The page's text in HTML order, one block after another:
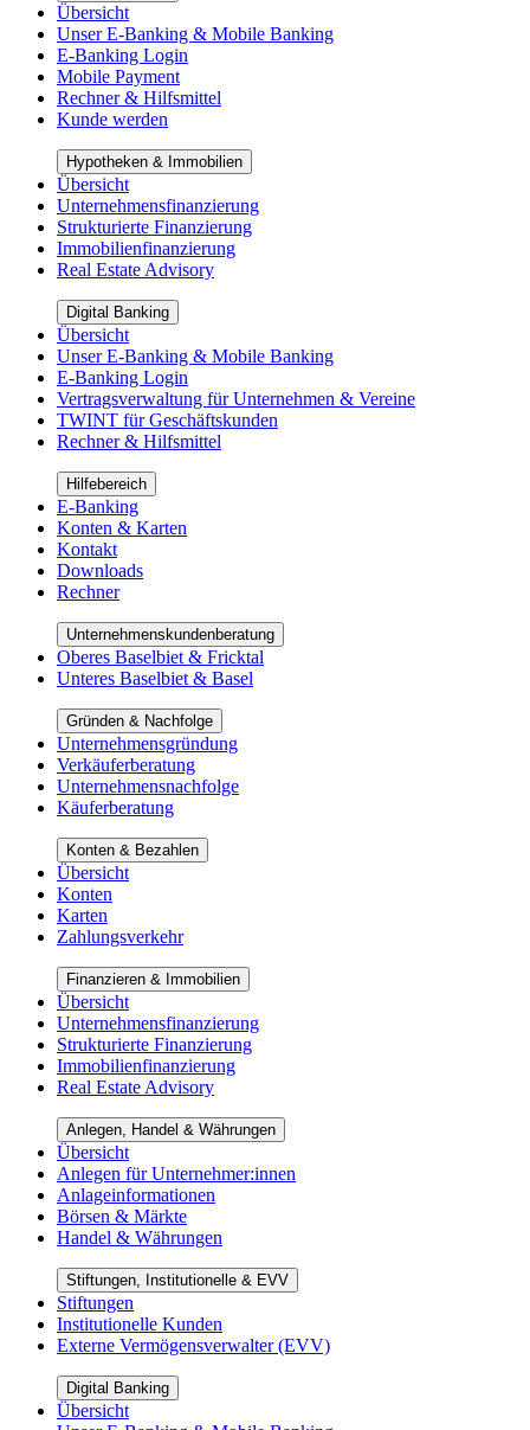
Übersicht
Unser E-Banking & Mobile Banking
E-Banking Login
Mobile Payment
Rechner & Hilfsmittel
Kunde werden
Hypotheken & Immobilien
Übersicht
Unternehmensfinanzierung
Strukturierte Finanzierung
Immobilienfinanzierung
Real Estate Advisory
Digital Banking
Übersicht
Unser E-Banking & Mobile Banking
E-Banking Login
Vertragsverwaltung für Unternehmen & Vereine
TWINT für Geschäftskunden
Rechner & Hilfsmittel
Hilfebereich
E-Banking
Konten & Karten
Kontakt
Downloads
Rechner
Unternehmenskundenberatung
Oberes Baselbiet & Fricktal
Unteres Baselbiet & Basel
Gründen & Nachfolge
Unternehmensgründung
Verkäuferberatung
Unternehmensnachfolge
Käuferberatung
Konten & Bezahlen
Übersicht
Konten
Karten
Zahlungsverkehr
Finanzieren & Immobilien
Übersicht
Unternehmensfinanzierung
Strukturierte Finanzierung
Immobilienfinanzierung
Real Estate Advisory
Anlegen, Handel & Währungen
Übersicht
Anlegen für Unternehmer:innen
Anlageinformationen
Börsen & Märkte
Handel & Währungen
Stiftungen, Institutionelle & EVV
Stiftungen
Institutionelle Kunden
Externe Vermögensverwalter (EVV)
Digital Banking
Übersicht